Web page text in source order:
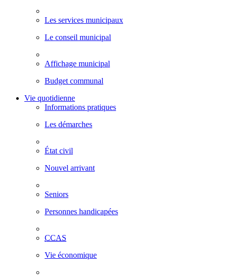
Les services municipaux
Le conseil municipal
Affichage municipal
Budget communal
Vie quotidienne
Informations pratiques
Les démarches
État civil
Nouvel arrivant
Seniors
Personnes handicapées
CCAS
Vie économique